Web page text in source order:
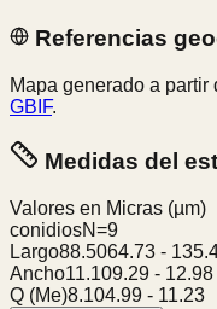
Referencias
Mapa generado a
GBIF.
Medidas del
Valores en Micras (µm)
conidiosN=9
Largo88.5064.73 -
Ancho11.109.29 - 12.98
Q (Me)8.104.99 - 11.23